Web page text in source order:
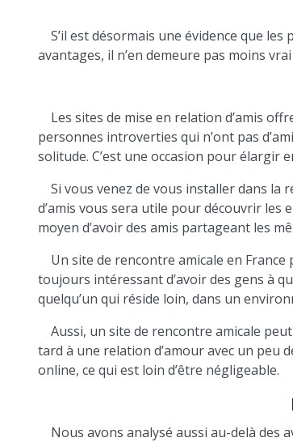
S’il est désormais une évidence que
avantages, il n’en demeure pas moins
Les sites de mise en relation d’amis
personnes introverties qui n’ont pas
solitude. C’est une occasion pour élargir
Si vous venez de vous installer dans la
d’amis vous sera utile pour découvrir les
moyen d’avoir des amis partageant les
Un site de rencontre amicale en France
toujours intéressant d’avoir des gens à
quelqu’un qui réside loin, dans un
Aussi, un site de rencontre amicale
tard à une relation d’amour avec un peu
online, ce qui est loin d’être négligeable.
Nous avons analysé aussi au-delà des